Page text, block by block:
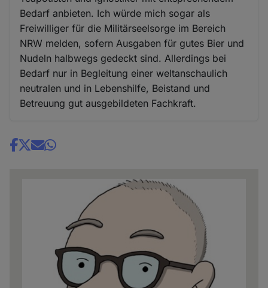
Bedarf anbieten. Ich würde mich sogar als
Freiwilliger für die Militärseelsorge im Bereich
NRW melden, sofern Ausgaben für gutes Bier und
Nudeln halbwegs gedeckt sind. Allerdings bei
Bedarf nur in Begleitung einer weltanschaulich
neutralen und in Lebenshilfe, Beistand und
Betreuung gut ausgebildeten Fachkraft.
Share